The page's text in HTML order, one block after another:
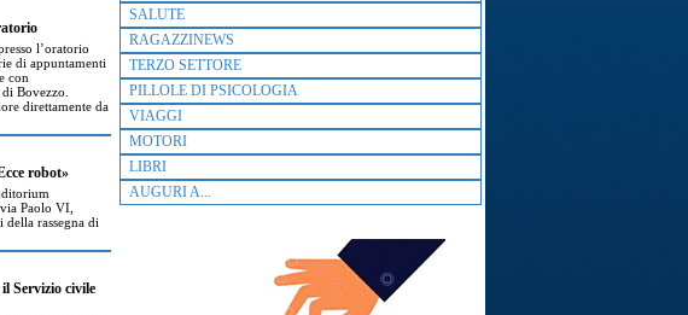
SALUTE
RAGAZZINEWS
TERZO SETTORE
PILLOLE DI PSICOLOGIA
VIAGGI
MOTORI
LIBRI
AUGURI A...
l’oratorio
di appuntamenti
con
Bovezzo.
direttamente da
robot»
Paolo VI,
rassegna di
Servizio civile